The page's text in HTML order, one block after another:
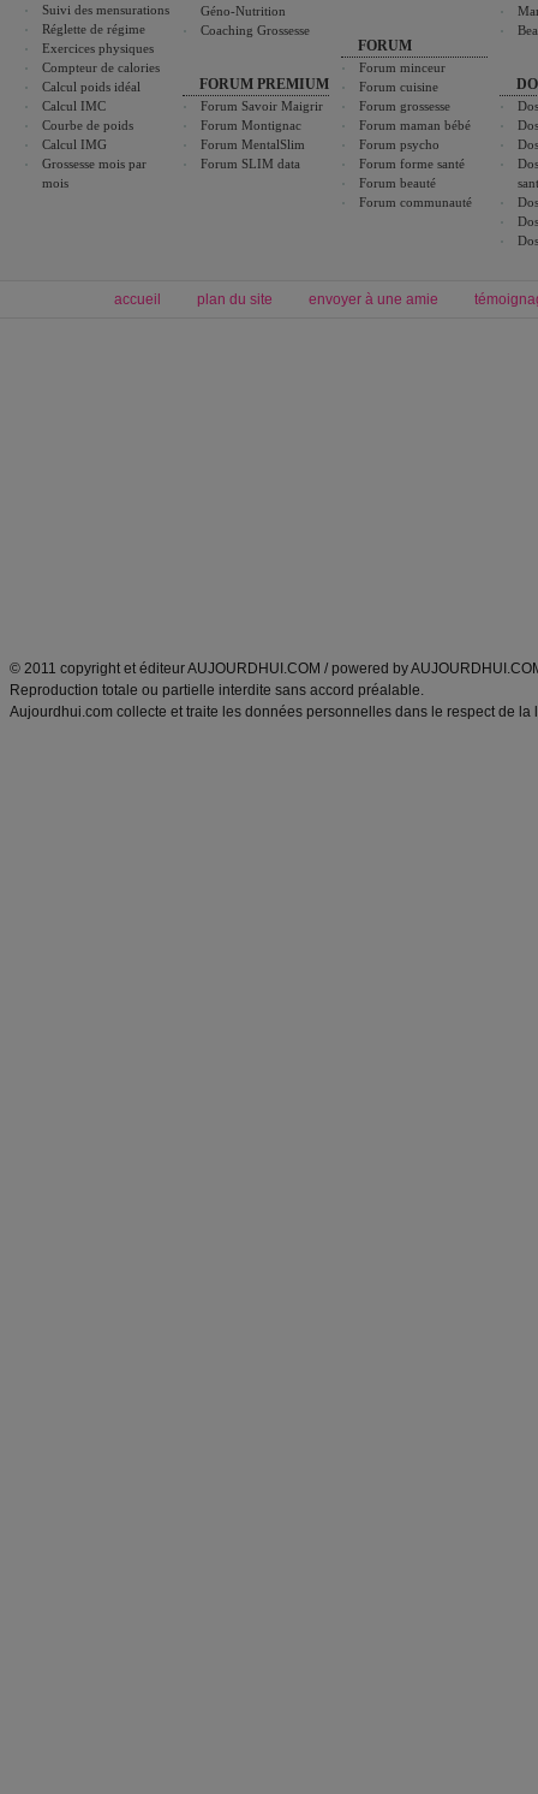
Suivi des mensurations
Réglette de régime
Exercices physiques
Compteur de calories
Calcul poids idéal
Calcul IMC
Courbe de poids
Calcul IMG
Grossesse mois par
mois
Géno-Nutrition
Coaching Grossesse
FORUM PREMIUM
Forum Savoir Maigrir
Forum Montignac
Forum MentalSlim
Forum SLIM data
FORUM
Forum minceur
Forum cuisine
Forum grossesse
Forum maman bébé
Forum psycho
Forum forme santé
Forum beauté
Forum communauté
accueil plan du site envoyer à une amie
© 2011 copyright et éditeur AUJOURDHUI.COM / powered by
Reproduction totale ou partielle interdite sans accord préalable.
Aujourdhui.com collecte et traite les données personnelles dans le respect de